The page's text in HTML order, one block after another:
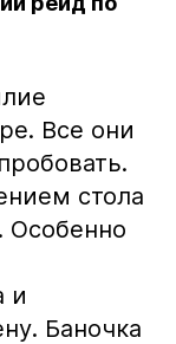
Все они
стола
Особенно
и
Баночка